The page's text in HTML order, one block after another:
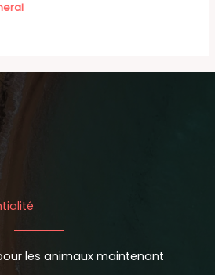
les animaux maintenant